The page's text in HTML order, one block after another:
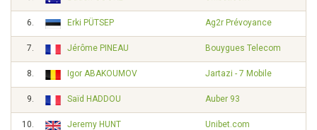
6. Erki PÜTSEP Ag2r Prévoyance
7. Jérôme PINEAU Bouygues Telecom
8. Igor ABAKOUMOV Jartazi - 7 Mobile
9. Saïd HADDOU Auber 93
10. Jeremy HUNT Unibet.com